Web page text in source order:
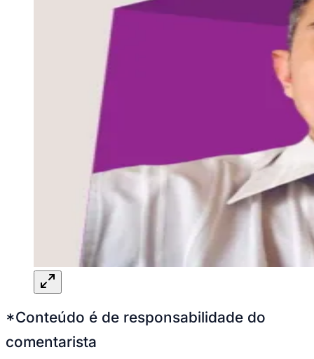
*Conteúdo é de responsabilidade do
comentarista